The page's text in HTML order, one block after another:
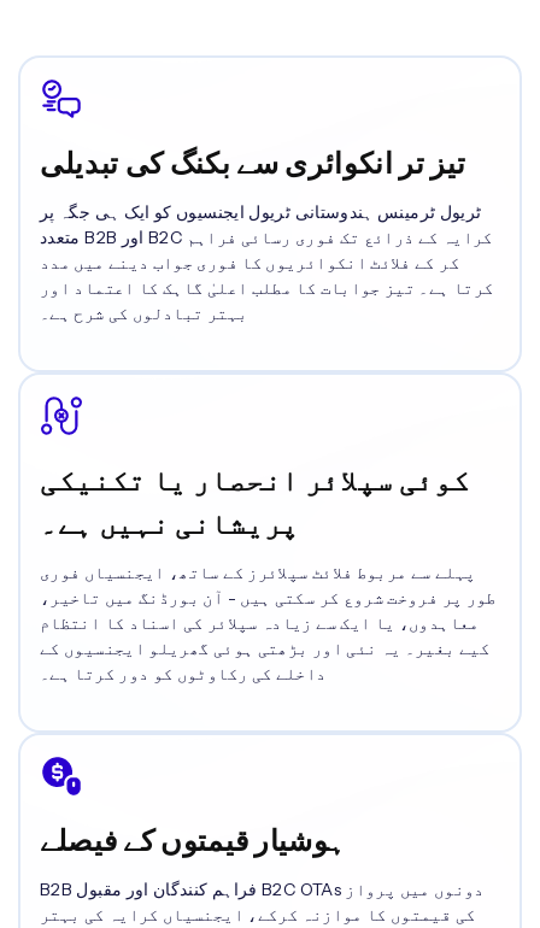
تیز تر انکوائری سے بکنگ کی تبدیلی
ٹریول ٹرمینس ہندوستانی ٹریول ایجنسیوں کو ایک ہی جگہ پر
متعدد B2B اور B2C کرایہ کے ذرائع تک فوری رسائی فراہم
کر کے فلائٹ انکوائریوں کا فوری جواب دینے میں مدد
کرتا ہے۔ تیز جوابات کا مطلب اعلیٰ گاہک کا اعتماد اور
بہتر تبادلوں کی شرح ہے۔
کوئی سپلائر انحصار یا تکنیکی
پریشانی نہیں ہے۔
پہلے سے مربوط فلائٹ سپلائرز کے ساتھ، ایجنسیاں فوری
طور پر فروخت شروع کر سکتی ہیں - آن بورڈنگ میں تاخیر،
معاہدوں، یا ایک سے زیادہ سپلائر کی اسناد کا انتظام
کیے بغیر۔ یہ نئی اور بڑھتی ہوئی گھریلو ایجنسیوں کے
داخلے کی رکاوٹوں کو دور کرتا ہے۔
ہوشیار قیمتوں کے فیصلے
B2B فراہم کنندگان اور مقبول B2C OTAs دونوں میں پرواز
کی قیمتوں کا موازنہ کرکے، ایجنسیاں کرایہ کی بہتر